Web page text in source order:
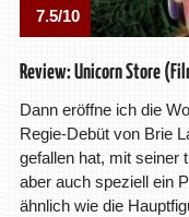
7.5/10
Review: Unicorn Store
Dann eröffne ich die
Regie-Debüt von Brie
gefallen hat, mit seiner
aber auch speziell ein
ähnlich wie die